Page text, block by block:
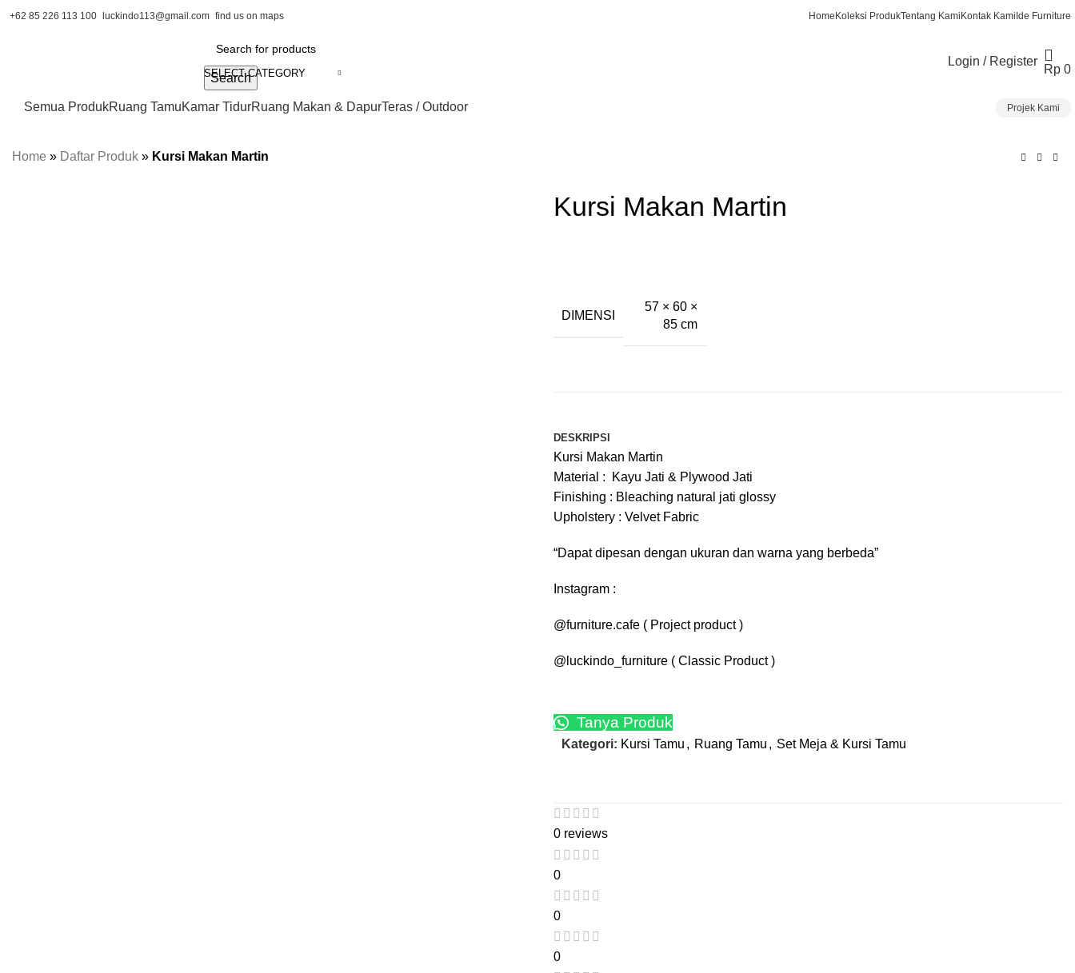
+62 85 226 113 100 luckindo113@gmail.com find us on maps Home Koleksi ProdukTentang Kami Kontak Kami Ide Furniture
SELECT CATEGORY
Search
Login / Register
Rp 0
Semua ProdukRuang TamuKamar TidurRuang Makan & DapurTeras / Outdoor Projek Kami
Home » Daftar Produk » Kursi Makan Martin
Kursi Makan Martin
DIMENSI
57 × 60 ×
85 cm
DESKRIPSI
Kursi Makan Martin
Material : Kayu Jati & Plywood Jati
Finishing : Bleaching natural jati glossy
Upholstery : Velvet Fabric
“Dapat dipesan dengan ukuran dan warna yang berbeda”
Instagram :
@furniture.cafe ( Project product )
@luckindo_furniture ( Classic Product )
Tanya Produk
Kategori: Kursi Tamu , Ruang Tamu , Set Meja & Kursi Tamu
0 reviews
0
0
0